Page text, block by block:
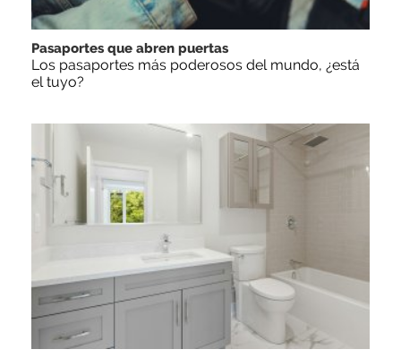
Pasaportes que abren puertas
Los pasaportes más poderosos del mundo, ¿está
el tuyo?